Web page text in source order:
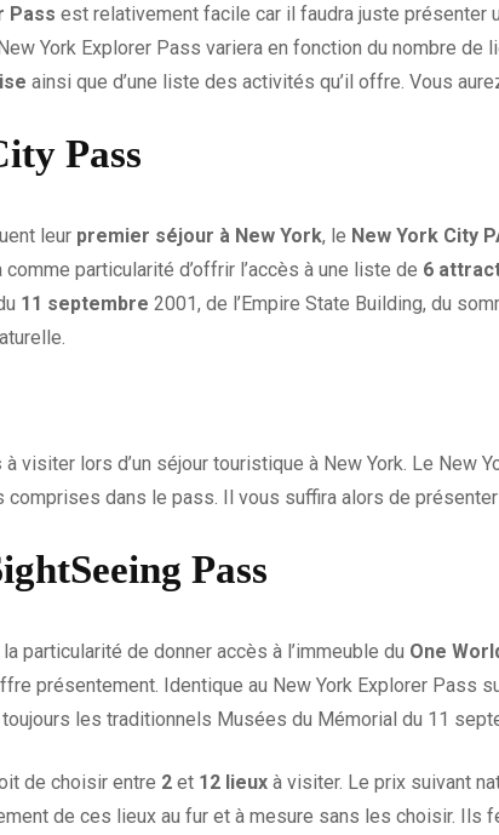
Pass est relativement facile car il faudra juste présenter
York Explorer Pass variera en fonction du nombre de
ainsi que d’une liste des activités qu’il offre. Vous
Pass
leur premier séjour à New York, le New York City
particularité d’offrir l’accès à une liste de 6
11 septembre 2001, de l’Empire State Building, du
à visiter lors d’un séjour touristique à New York. Le New
dans le pass. Il vous suffira alors de
Pass
particularité de donner accès à l’immeuble du One
présentement. Identique au New York Explorer Pass
les traditionnels Musées du Mémorial du 11
de choisir entre 2 et 12 lieux à visiter. Le prix suivant
de ces lieux au fur et à mesure sans les choisir. Ils